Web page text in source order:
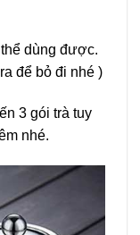
dùng được.
để bỏ đi nhé )
3 gói trà tuy
nhé.